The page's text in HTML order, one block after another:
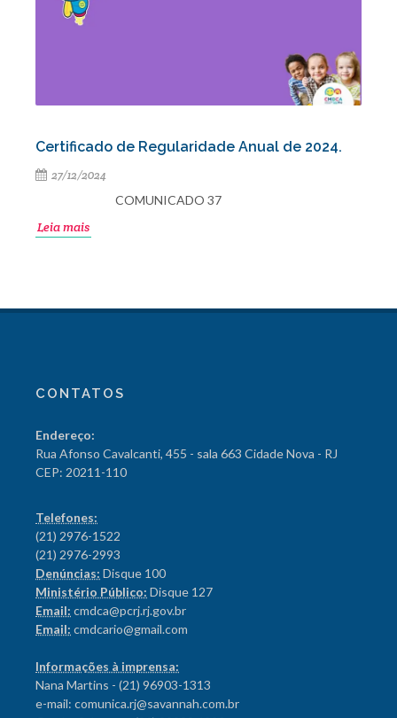
Certificado de Regularidade Anual de 2024.
27/12/2024
COMUNICADO 37
Leia mais
CONTATOS
Endereço:
Rua Afonso Cavalcanti, 455 - sala 663 Cidade Nova - RJ
CEP: 20211-110
Telefones:
(21) 2976-1522
(21) 2976-2993
Denúncias: Disque 100
Ministério Público: Disque 127
Email: cmdca@pcrj.rj.gov.br
Email: cmdcario@gmail.com
Informações à imprensa:
Nana Martins - (21) 96903-1313
e-mail: comunica.rj@savannah.com.br